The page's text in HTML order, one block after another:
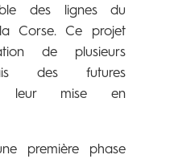
des lignes du
Corse. Ce projet
de plusieurs
des futures
leur mise en
première phase